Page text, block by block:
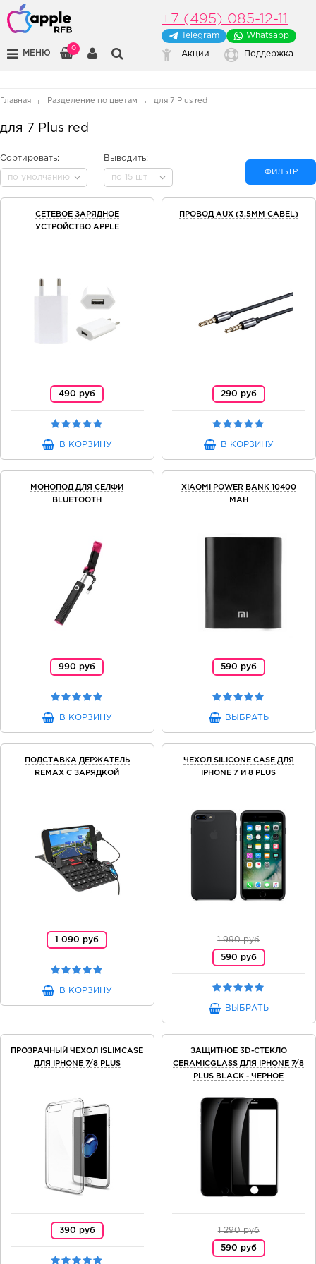
МЕНЮ
0
+7 (495) 085-12-11
Telegram Whatsapp
Акции Поддержка
Главная Разделение по цветам для 7 Plus red
для 7 Plus red
Сортировать:
по умолчанию
Выводить:
по 15 шт
ФИЛЬТР
СЕТЕВОЕ ЗАРЯДНОЕ
УСТРОЙСТВО APPLE
490 руб
В КОРЗИНУ
ПРОВОД AUX (3.5MM CABEL)
290 руб
В КОРЗИНУ
МОНОПОД ДЛЯ СЕЛФИ
BLUETOOTH
990 руб
В КОРЗИНУ
XIAOMI POWER BANK 10400
MAH
590 руб
ВЫБРАТЬ
ПОДСТАВКА ДЕРЖАТЕЛЬ
REMAX С ЗАРЯДКОЙ
1 090 руб
В КОРЗИНУ
ЧЕХОЛ SILICONE CASE ДЛЯ
IPHONE 7 И 8 PLUS
1 990 руб
590 руб
ВЫБРАТЬ
ПРОЗРАЧНЫЙ ЧЕХОЛ ISLIMCASE
ДЛЯ IPHONE 7/8 PLUS
390 руб
ЗАЩИТНОЕ 3D-СТЕКЛО
CERAMICGLASS ДЛЯ IPHONE 7/8
PLUS BLACK - ЧЕРНОЕ
1 290 руб
590 руб